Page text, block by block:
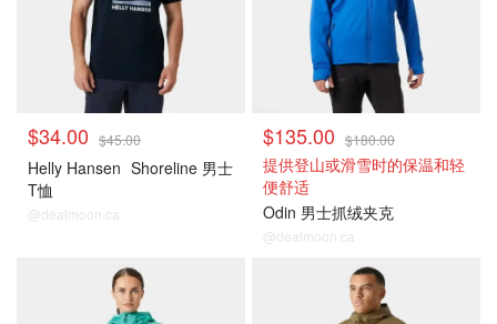
$34.00 $45.00
Helly Hansen Shoreline 男士
T恤
@dealmoon.ca
$135.00 $180.00
提供登山或滑雪时的保温和轻
便舒适
Odin 男士抓绒夹克
@dealmoon.ca